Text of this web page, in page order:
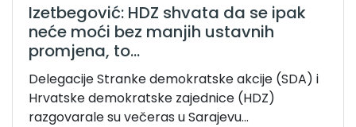
Izetbegović: HDZ shvata da se ipak
neće moći bez manjih ustavnih
promjena, to...
Delegacije Stranke demokratske akcije (SDA) i
Hrvatske demokratske zajednice (HDZ)
razgovarale su večeras u Sarajevu...